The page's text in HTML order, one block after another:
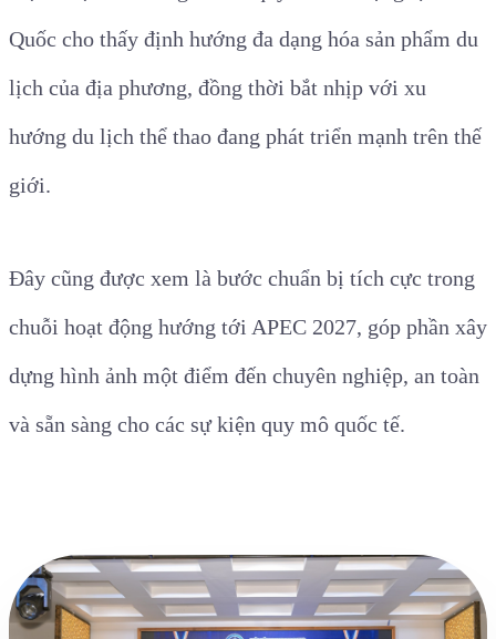
Quốc cho thấy định hướng đa dạng hóa sản phẩm du
lịch của địa phương, đồng thời bắt nhịp với xu
hướng du lịch thể thao đang phát triển mạnh trên thế
giới.
Đây cũng được xem là bước chuẩn bị tích cực trong
chuỗi hoạt động hướng tới APEC 2027, góp phần xây
dựng hình ảnh một điểm đến chuyên nghiệp, an toàn
và sẵn sàng cho các sự kiện quy mô quốc tế.